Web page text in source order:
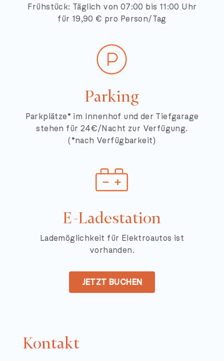
Frühstück: Täglich von 07:00 bis 11:00 Uhr
für 19,90 € pro Person/Tag
Parking
Parkplätze* im Innenhof und der Tiefgarage
stehen für 24€/Nacht zur Verfügung.
(*nach Verfügbarkeit)
E-Ladestation
Lademöglichkeit für Elektroautos ist
vorhanden.
JETZT BUCHEN
Kontakt